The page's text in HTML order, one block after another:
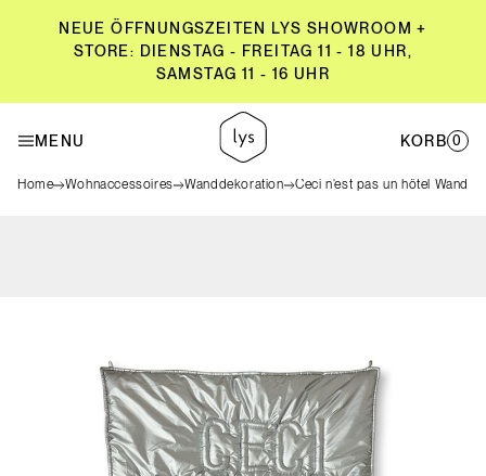
NEUE ÖFFNUNGSZEITEN LYS SHOWROOM +
STORE: DIENSTAG - FREITAG 11 - 18 UHR,
SAMSTAG 11 - 16 UHR
MENU KORB 0
STORE: DIENSTAG - FREITAG 11 - 18 UHR,
SAMSTAG 11 - 16 UHR
Home Wohnaccessoires Wanddekoration Ceci n'est pas un hôtel